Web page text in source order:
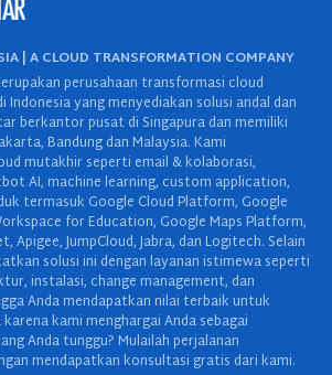
| A CLOUD TRANSFORMATION COMPANY
perusahaan transformasi cloud
yang menyediakan solusi andal dan
berkantor pusat di Singapura dan memiliki
Bandung dan Malaysia. Kami
mutakhir seperti email & kolaborasi,
AI, machine learning, custom application,
termasuk Google Cloud Platform, Google
for Education, Google Maps Platform,
Apigee, JumpCloud, Jabra, dan Logitech. Selain
solusi ini dengan layanan istimewa seperti
instalasi, change management, dan
Anda mendapatkan nilai terbaik untuk
kami menghargai Anda sebagai
Anda tunggu? Mulailah perjalanan
mendapatkan konsultasi gratis dari kami.